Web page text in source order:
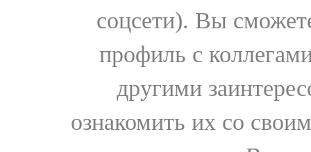
соцсети). Вы
профиль с
другими
ознакомить их со